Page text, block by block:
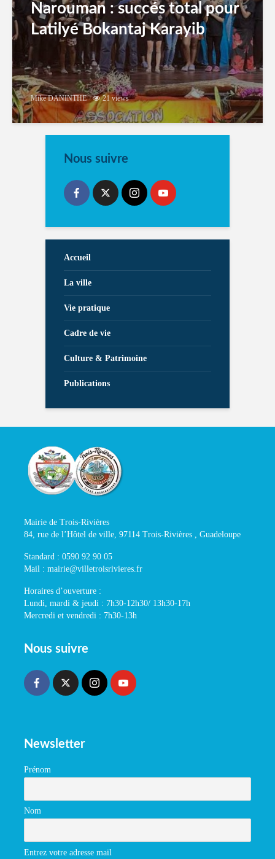
Narouman : succés total pour
Latilyé Bokantaj Karayib
Mike DANINTHE 21 views
Nous suivre
Accueil
La ville
Vie pratique
Cadre de vie
Culture & Patrimoine
Publications
Mairie de Trois-Rivières
84, rue de l’Hôtel de ville, 97114 Trois-Rivières , Guadeloupe
Standard : 0590 92 90 05
Mail : mairie@villetroisrivieres.fr
Horaires d’ouverture :
Lundi, mardi & jeudi : 7h30-12h30/ 13h30-17h
Mercredi et vendredi : 7h30-13h
Nous suivre
Newsletter
Prénom
Nom
Entrez votre adresse mail